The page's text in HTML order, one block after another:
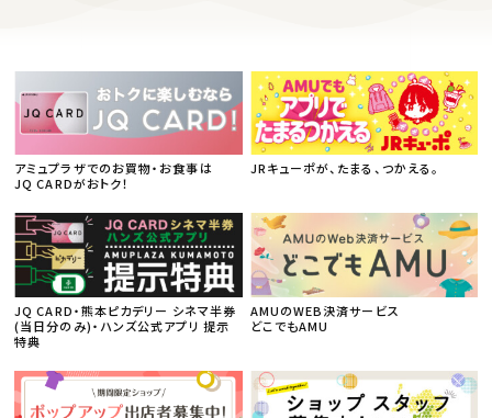
アミュプラザでのお買物・お食事は
JQ CARDがおトク！
JRキューポが、たまる、つかえる。
JQ CARD・熊本ピカデリー シネマ半券
(当日分のみ)・ハンズ公式アプリ 提示
特典
AMUのWEB決済サービス
どこでもAMU